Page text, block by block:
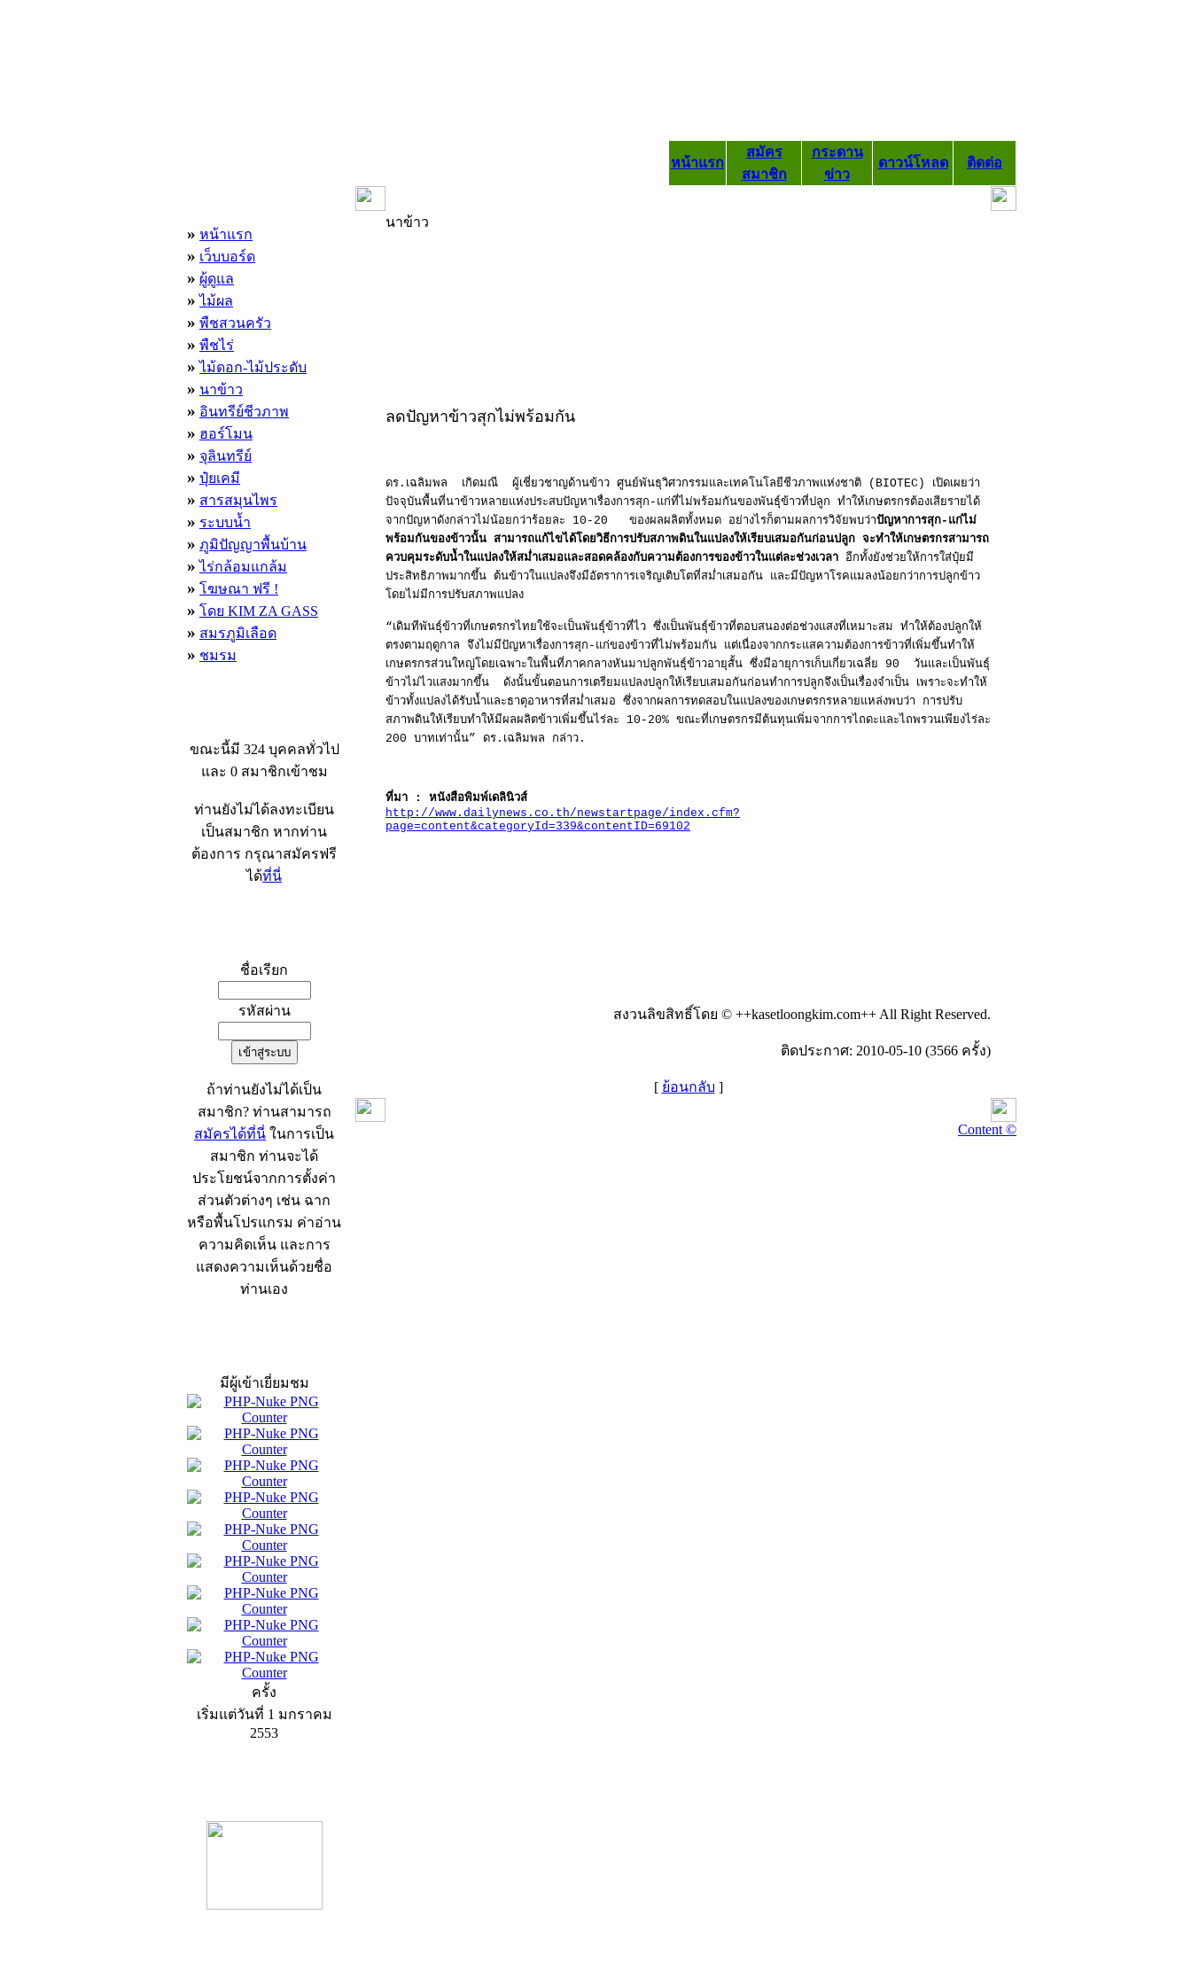
หน้าแรก
สมัคร
สมาชิก
กระดาน
ข่าว
ดาวน์โหลด ติดต่อ
» หน้าแรก
» เว็บบอร์ด
» ผู้ดูแล
» ไม้ผล
» พืชสวนครัว
» พืชไร่
» ไม้ดอก-ไม้ประดับ
» นาข้าว
» อินทรีย์ชีวภาพ
» ฮอร์โมน
» จุลินทรีย์
» ปุ๋ยเคมี
» สารสมุนไพร
» ระบบน้ำ
» ภูมิปัญญาพื้นบ้าน
» ไร่กล้อมแกล้ม
» โฆษณา ฟรี !
» โดย KIM ZA GASS
» สมรภูมิเลือด
» ชมรม
ขณะนี้มี 324 บุคคลทั่วไป
และ 0 สมาชิกเข้าชม
ท่านยังไม่ได้ลงทะเบียน
เป็นสมาชิก หากท่าน
ต้องการ กรุณาสมัครฟรี
ได้ที่นี่
ชื่อเรียก
รหัสผ่าน
ถ้าท่านยังไม่ได้เป็น
สมาชิก? ท่านสามารถ
สมัครได้ที่นี่ ในการเป็น
สมาชิก ท่านจะได้
ประโยชน์จากการตั้งค่า
ส่วนตัวต่างๆ เช่น ฉาก
หรือพื้นโปรแกรม ค่าอ่าน
ความคิดเห็น และการ
แสดงความเห็นด้วยชื่อ
ท่านเอง
มีผู้เข้าเยี่ยมชม
ครั้ง
เริ่มแต่วันที่ 1 มกราคม
2553
นาข้าว
ลดปัญหาข้าวสุกไม่พร้อมกัน
ดร.เฉลิมพล เกิดมณี ผู้เชี่ยวชาญด้านข้าว ศูนย์พันธุวิศวกรรมและเทคโนโลยีชีวภาพแห่งชาติ (BIOTEC) เปิดเผยว่า
ปัจจุบันพื้นที่นาข้าวหลายแห่งประสบปัญหาเรื่องการสุก-แก่ที่ไม่พร้อมกันของพันธุ์ข้าวที่ปลูก ทำให้เกษตรกรต้องเสียรายได้
จากปัญหาดังกล่าวไม่น้อยกว่าร้อยละ 10-20 ของผลผลิตทั้งหมด อย่างไรก็ตามผลการวิจัยพบว่าปัญหาการสุก-แก่ไม่
พร้อมกันของข้าวนั้น สามารถแก้ไขได้โดยวิธีการปรับสภาพดินในแปลงให้เรียบเสมอกันก่อนปลูก จะทำให้เกษตรกรสามารถ
ควบคุมระดับน้ำในแปลงให้สม่ำเสมอและสอดคล้องกับความต้องการของข้าวในแต่ละช่วงเวลา อีกทั้งยังช่วยให้การใส่ปุ๋ยมี
ประสิทธิภาพมากขึ้น ต้นข้าวในแปลงจึงมีอัตราการเจริญเติบโตที่สม่ำเสมอกัน และมีปัญหาโรคแมลงน้อยกว่าการปลูกข้าว
โดยไม่มีการปรับสภาพแปลง
“เดิมทีพันธุ์ข้าวที่เกษตรกรไทยใช้จะเป็นพันธุ์ข้าวที่ไว ซึ่งเป็นพันธุ์ข้าวที่ตอบสนองต่อช่วงแสงที่เหมาะสม ทำให้ต้องปลูกให้
ตรงตามฤดูกาล จึงไม่มีปัญหาเรื่องการสุก-แก่ของข้าวที่ไม่พร้อมกัน แต่เนื่องจากกระแสความต้องการข้าวที่เพิ่มขึ้นทำให้
เกษตรกรส่วนใหญ่โดยเฉพาะในพื้นที่ภาคกลางหันมาปลูกพันธุ์ข้าวอายุสั้น ซึ่งมีอายุการเก็บเกี่ยวเฉลี่ย 90 วันและเป็นพันธุ์
ข้าวไม่ไวแสงมากขึ้น ดังนั้นขั้นตอนการเตรียมแปลงปลูกให้เรียบเสมอกันก่อนทำการปลูกจึงเป็นเรื่องจำเป็น เพราะจะทำให้
ข้าวทั้งแปลงได้รับน้ำและธาตุอาหารที่สม่ำเสมอ ซึ่งจากผลการทดสอบในแปลงของเกษตรกรหลายแหล่งพบว่า การปรับ
สภาพดินให้เรียบทำให้มีผลผลิตข้าวเพิ่มขึ้นไร่ละ 10-20% ขณะที่เกษตรกรมีต้นทุนเพิ่มจากการไถดะและไถพรวนเพียงไร่ละ
200 บาทเท่านั้น” ดร.เฉลิมพล กล่าว.
ที่มา : หนังสือพิมพ์เดลินิวส์
http://www.dailynews.co.th/newstartpage/index.cfm?
page=content&categoryId=339&contentID=69102
สงวนลิขสิทธิ์โดย © ++kasetloongkim.com++ All Right Reserved.
ติดประกาศ: 2010-05-10 (3566 ครั้ง)
[ ย้อนกลับ ]
Content ©